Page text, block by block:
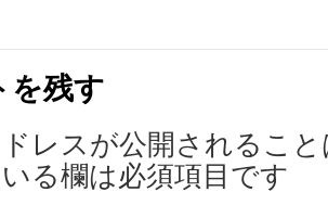
を残す
レスが公開されるこ
る欄は必須項目です